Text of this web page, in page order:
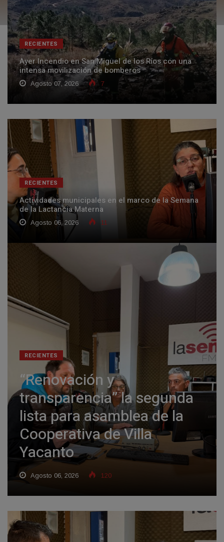
RECIENTES
Ayer Incendio en San Miguel de los Ríos con una
intensa movilización de bomberos
Agosto 07, 2026 7
RECIENTES
Actividades municipales en el marco de la Semana
de la Lactancia Materna
Agosto 06, 2026 11
RECIENTES
“Renovación y
transparencia” la segunda
lista para asamblea de la
Cooperativa de Villa
Yacanto
Agosto 06, 2026 120